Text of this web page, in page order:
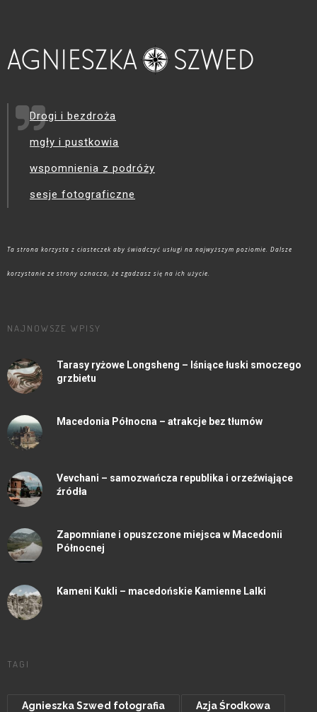
Drogi i bezdroża
mgły i pustkowia
wspomnienia z podróży
sesje fotograficzne
Ta strona korzysta z ciasteczek aby świadczyć usługi na najwyższym poziomie. Dalsze
korzystanie ze strony oznacza, że zgadzasz się na ich użycie.
NAJNOWSZE WPISY
Tarasy ryżowe Longsheng – lśniące łuski smoczego
grzbietu
Macedonia Północna – atrakcje bez tłumów
Vevchani – samozwańcza republika i orzeźwiąjące
źródła
Zapomniane i opuszczone miejsca w Macedonii
Północnej
Kameni Kukli – macedońskie Kamienne Lalki
TAGI
Agnieszka Szwed fotografia Azja Środkowa